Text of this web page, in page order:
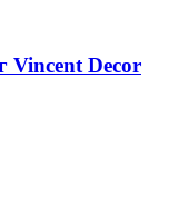
Vincent Decor